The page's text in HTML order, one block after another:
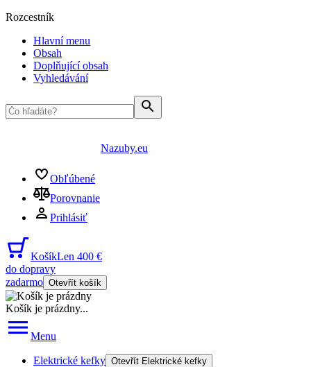
Rozcestník
Hlavní menu
Obsah
Doplňující obsah
Vyhledávání
Nazuby.eu
Obľúbené
Porovnanie
Prihlásiť
KošíkLen 400 €
do dopravy
zadarmo Otevřít košík
Košík je prázdny...
Menu
Elektrické kefky Otevřít Elektrické kefky